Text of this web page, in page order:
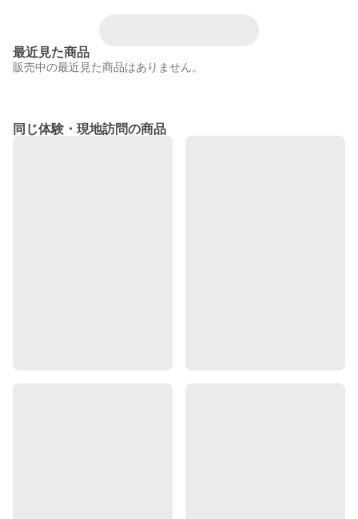
最近見た商品
販売中の最近見た商品はありません。
同じ体験・現地訪問の商品